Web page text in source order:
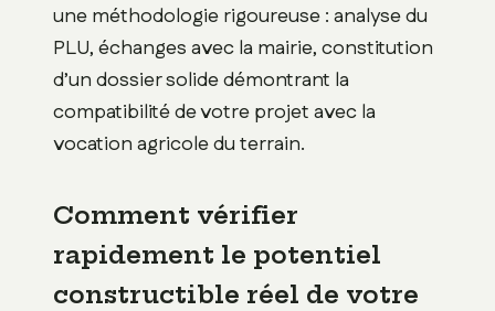
une méthodologie rigoureuse : analyse du
PLU, échanges avec la mairie, constitution
d’un dossier solide démontrant la
compatibilité de votre projet avec la
vocation agricole du terrain.
Comment vérifier
rapidement le potentiel
constructible réel de votre